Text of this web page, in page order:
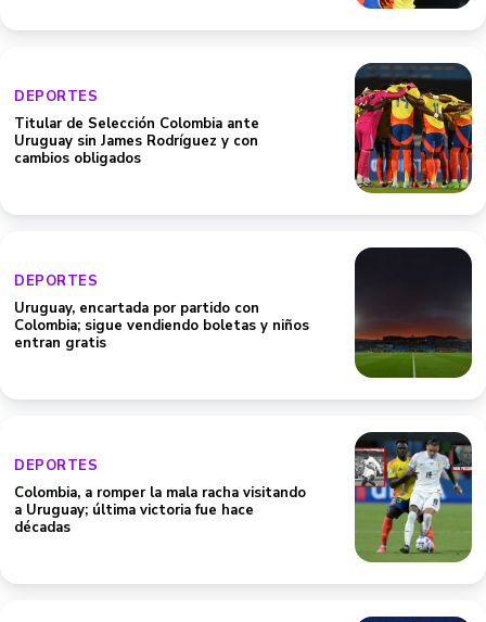
DEPORTES
Titular de Selección Colombia ante
Uruguay sin James Rodríguez y con
cambios obligados
DEPORTES
Uruguay, encartada por partido con
Colombia; sigue vendiendo boletas y niños
entran gratis
DEPORTES
Colombia, a romper la mala racha visitando
a Uruguay; última victoria fue hace
décadas